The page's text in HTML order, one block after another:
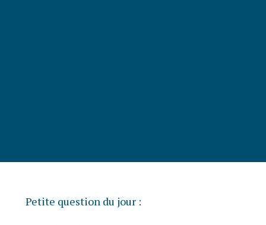
Petite question du jour :